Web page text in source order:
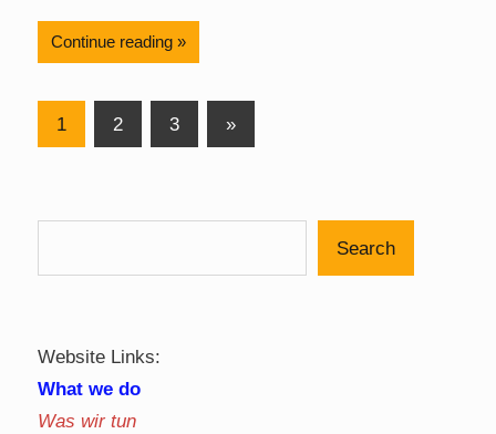
Continue reading
Posts
1 2 3
Next
»
Search
Website Links:
What we do
Was wir tun